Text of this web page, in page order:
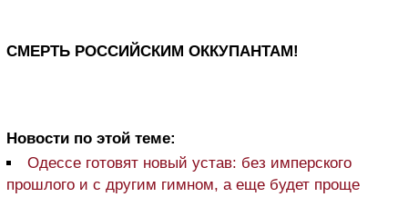
СМЕРТЬ РОССИЙСКИМ ОККУПАНТАМ!
Новости по этой теме:
Одессе готовят новый устав: без имперского
прошлого и с другим гимном, а еще будет проще